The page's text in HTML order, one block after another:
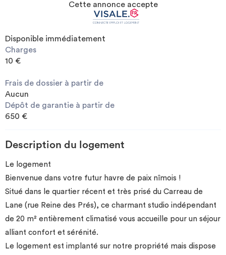
Cette annonce accepte
Disponible immédiatement
Charges
10 €
Frais de dossier à partir de
Aucun
Dépôt de garantie à partir de
650 €
Description du logement
Le logement
​Bienvenue dans votre futur havre de paix nîmois !
​Situé dans le quartier récent et très prisé du Carreau de
Lane (rue Reine des Prés), ce charmant studio indépendant
de 20 m² entièrement climatisé vous accueille pour un séjour
alliant confort et sérénité.
​Le logement est implanté sur notre propriété mais dispose